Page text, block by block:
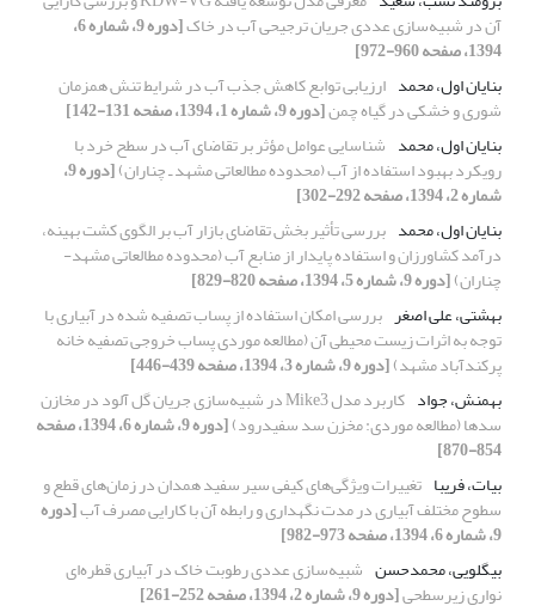
آن در شبیه‌سازی عددی جریان ترجیحی آب در خاک [دوره 9، شماره 6،
1394، صفحه 960-972]
بنایان اول، محمد ارزیابی توابع کاهش جذب آب در شرایط تنش همزمان
شوری و خشکی در گیاه چمن[دوره 9، شماره 1، 1394، صفحه 131-142]
بنایان اول، محمد شناسایی عوامل مؤثر بر تقاضای آب در سطح خرد با
رویکرد بهبود استفاده از آب (محدوده مطالعاتی مشهد ـ چناران) [دوره 9،
شماره 2، 1394، صفحه 292-302]
بنایان اول، محمد بررسی تأثیر بخش تقاضای بازار آب بر الگوی کشت بهینه،
درآمد کشاورزان و استفاده پایدار از منابع آب (محدوده مطالعاتی مشهد-
چناران)[دوره 9، شماره 5، 1394، صفحه 820-829]
بهشتی، علی اصغر بررسی امکان استفاده از پساب تصفیه شده در آبیاری با
توجه به اثرات زیست محیطی آن (مطالعه موردی پساب خروجی تصفیه خانه
پرکندآباد مشهد)[دوره 9، شماره 3، 1394، صفحه 439-446]
بهمنش، جواد
کاربرد مدل Mike3 در شبیه‌سازی جریان گل آلود در مخازن
سدها (مطالعه موردی: مخزن سد سفیدرود) [دوره 9، شماره 6، 1394، صفحه
854-870]
بیات، فریبا تغییرات ویژگی‌های کیفی سیر سفید همدان در زمان‌های قطع و
سطوح مختلف آبیاری در مدت نگهداری و رابطه آن با کارایی مصرف آب[دوره
9، شماره 6، 1394، صفحه 973-982]
بیگلویی، محمدحسن شبیه‌سازی عددی رطوبت خاک در آبیاری قطره‌ای
نواری زیرسطحی[دوره 9، شماره 2، 1394، صفحه 252-261]